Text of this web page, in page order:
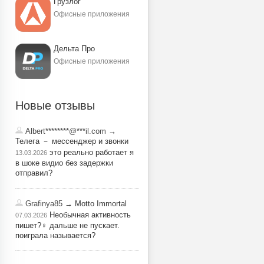
Офисные приложения
Дельта Про
Офисные приложения
Новые отзывы
Albert********@***il.com →
Телега － мессенджер и звонки
13.03.2026 это реально работает я
в шоке видио без задержки
отправил?
Grafinya85 → Motto Immortal
07.03.2026 Необычная активность
пишет?‍♀️ дальше не пускает.
поиграла называется?